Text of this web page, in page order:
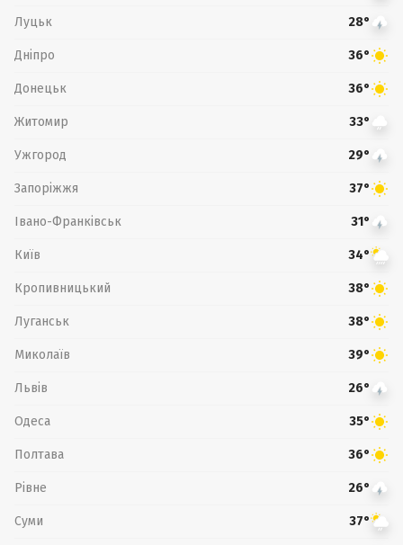
Луцьк 28°
Дніпро 36°
Донецьк 36°
Житомир 33°
Ужгород 29°
Запоріжжя 37°
Івано-Франківськ 31°
Київ 34°
Кропивницький 38°
Луганськ 38°
Миколаїв 39°
Львів 26°
Одеса 35°
Полтава 36°
Рівне 26°
Суми 37°